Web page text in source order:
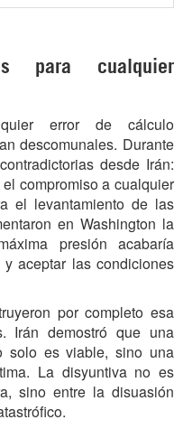
para cualquier
error de cálculo
descomunales. Durante
desde Irán:
compromiso a cualquier
el levantamiento de las
en Washington la
presión acabaría
aceptar las condiciones
por completo esa
Irán demostró que una
solo es viable, sino una
La disyuntiva no es
sino entre la disuasión